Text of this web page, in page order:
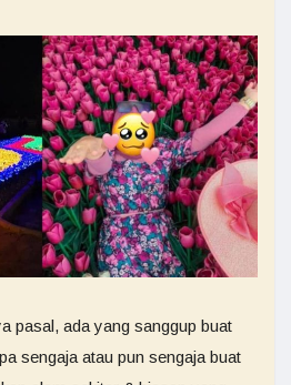
pasal, ada yang sanggup buat
sengaja atau pun sengaja buat